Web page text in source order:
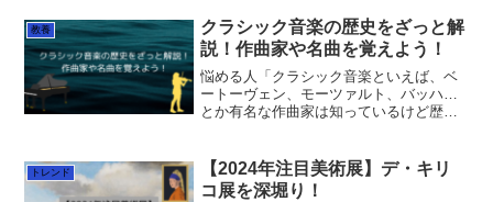
す！西洋美術だけを所蔵するのは日本で
国立西洋美術館が唯一...
教養
クラシック音楽の歴史をざっと解
説！作曲家や名曲を覚えよう！
悩める人「クラシック音楽といえば、ベ
ートーヴェン、モーツァルト、バッハ…
とか有名な作曲家は知っているけど歴史
りたい」クラシック音楽は身近にあふれ
ているので、点としての知...
トレンド
【2024年注目美術展】デ・キリ
コ展を深堀り！